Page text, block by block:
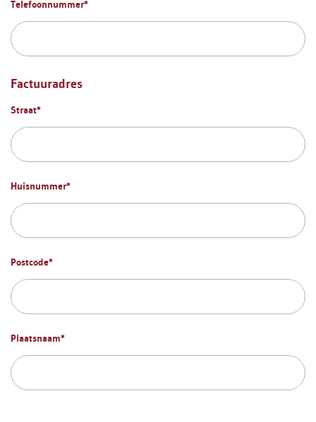
Telefoonnummer*
Factuuradres
Straat*
Huisnummer*
Postcode*
Plaatsnaam*